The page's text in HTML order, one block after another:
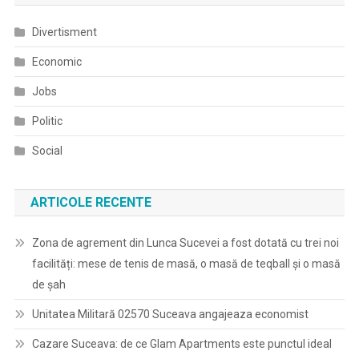
Divertisment
Economic
Jobs
Politic
Social
ARTICOLE RECENTE
Zona de agrement din Lunca Sucevei a fost dotată cu trei noi
facilități: mese de tenis de masă, o masă de teqball și o masă
de șah
Unitatea Militară 02570 Suceava angajeaza economist
Cazare Suceava: de ce Glam Apartments este punctul ideal